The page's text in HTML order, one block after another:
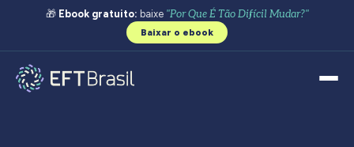
🎁 Ebook gratuito: baixe "Por Que É Tão Difícil Mudar?"
Baixar o ebook